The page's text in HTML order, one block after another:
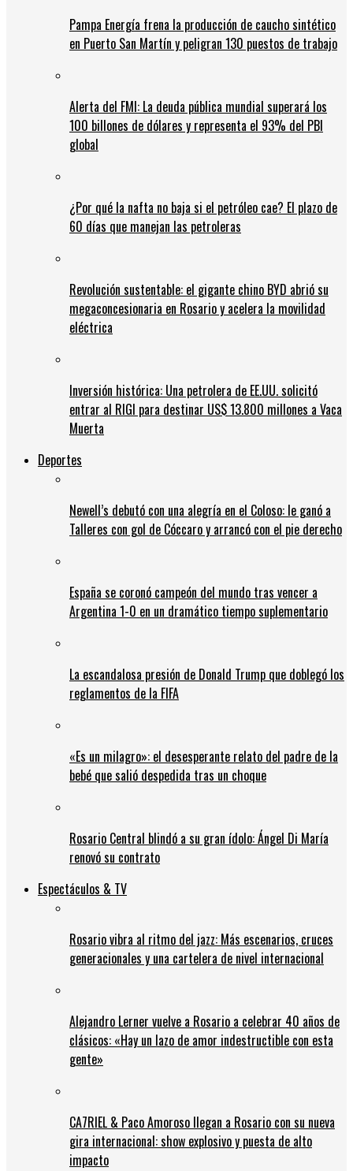
Pampa Energía frena la producción de caucho sintético
en Puerto San Martín y peligran 130 puestos de trabajo
Alerta del FMI: La deuda pública mundial superará los
100 billones de dólares y representa el 93% del PBI
global
¿Por qué la nafta no baja si el petróleo cae? El plazo de
60 días que manejan las petroleras
Revolución sustentable: el gigante chino BYD abrió su
megaconcesionaria en Rosario y acelera la movilidad
eléctrica
Inversión histórica: Una petrolera de EE.UU. solicitó
entrar al RIGI para destinar US$ 13.800 millones a Vaca
Muerta
Deportes
Newell’s debutó con una alegría en el Coloso: le ganó a
Talleres con gol de Cóccaro y arrancó con el pie derecho
España se coronó campeón del mundo tras vencer a
Argentina 1-0 en un dramático tiempo suplementario
La escandalosa presión de Donald Trump que doblegó los
reglamentos de la FIFA
«Es un milagro»: el desesperante relato del padre de la
bebé que salió despedida tras un choque
Rosario Central blindó a su gran ídolo: Ángel Di María
renovó su contrato
Espectáculos & TV
Rosario vibra al ritmo del jazz: Más escenarios, cruces
generacionales y una cartelera de nivel internacional
Alejandro Lerner vuelve a Rosario a celebrar 40 años de
clásicos: «Hay un lazo de amor indestructible con esta
gente»
CA7RIEL & Paco Amoroso llegan a Rosario con su nueva
gira internacional: show explosivo y puesta de alto
impacto